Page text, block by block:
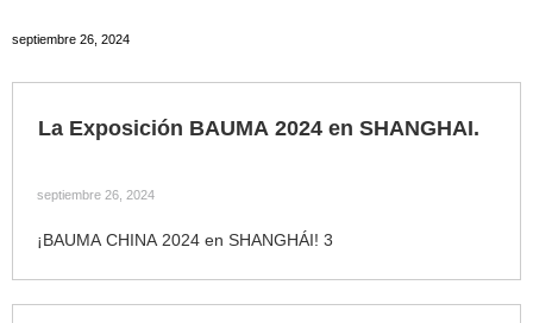
septiembre 26, 2024
La Exposición BAUMA 2024 en SHANGHAI.
septiembre 26, 2024
¡BAUMA CHINA 2024 en SHANGHÁI! 3